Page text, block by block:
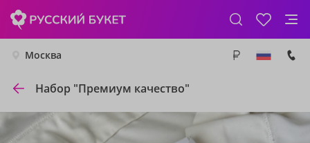
Москва
Набор "Премиум качество"